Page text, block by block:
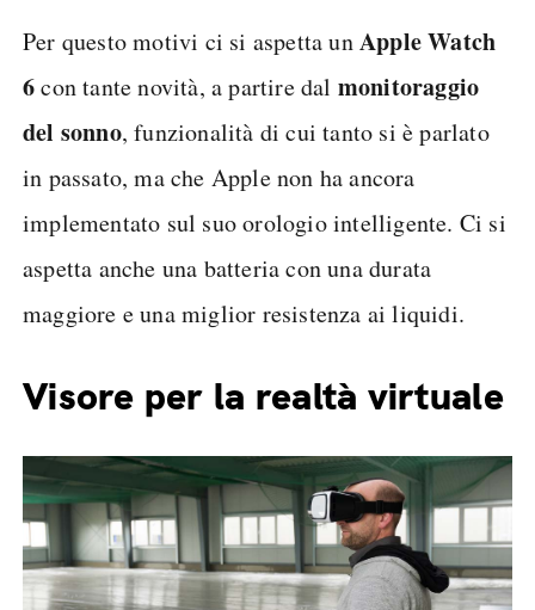
Per questo motivi ci si aspetta unApple Watch
6con tante novità, a partire dal monitoraggio
del sonno, funzionalità di cui tanto si è parlato
in passato, ma che Apple non ha ancora
implementato sul suo orologio intelligente. Ci si
aspetta anche una batteria con una durata
maggiore e una miglior resistenza ai liquidi.
Visore per la realtà virtuale